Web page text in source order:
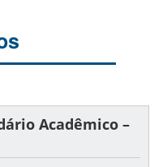
Acadêmico –